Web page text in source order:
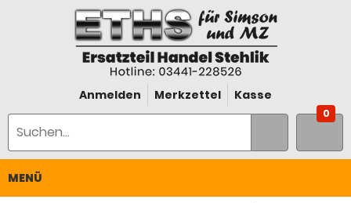
Anmelden Merkzettel Kasse
0
MENÜ